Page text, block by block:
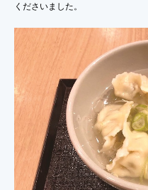
くださいました。